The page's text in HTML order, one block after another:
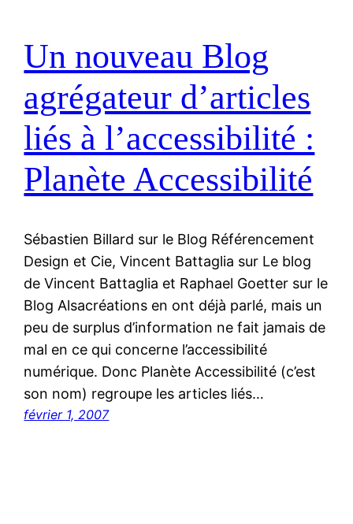
Un nouveau Blog
agrégateur d’articles
liés à l’accessibilité :
Planète Accessibilité
Sébastien Billard sur le Blog Référencement
Design et Cie, Vincent Battaglia sur Le blog
de Vincent Battaglia et Raphael Goetter sur le
Blog Alsacréations en ont déjà parlé, mais un
peu de surplus d’information ne fait jamais de
mal en ce qui concerne l’accessibilité
numérique. Donc Planète Accessibilité (c’est
son nom) regroupe les articles liés…
février 1, 2007